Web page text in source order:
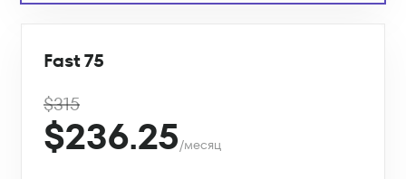
Fast 75
$315
$236.25/месяц